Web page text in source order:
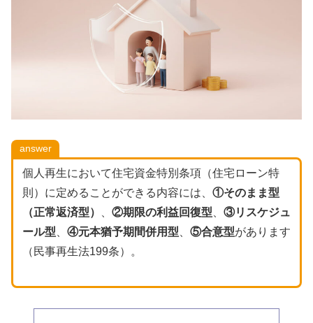
answer
個人再生において住宅資金特別条項（住宅ローン特
則）に定めることができる内容には、 ①そのまま型
（正常返済型）
②期限の利益回復型
③リスケジュ
ール型
④元本猶予期間併用型 ⑤合意型があります
（民事再生法199条）。